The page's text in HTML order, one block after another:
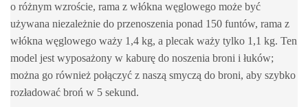
o różnym wzroście, rama z włókna węglowego może być
używana niezależnie do przenoszenia ponad 150 funtów, rama z
włókna węglowego waży 1,4 kg, a plecak waży tylko 1,1 kg. Ten
model jest wyposażony w kaburę do noszenia broni i łuków;
można go również połączyć z naszą smyczą do broni, aby szybko
rozładować broń w 5 sekund.